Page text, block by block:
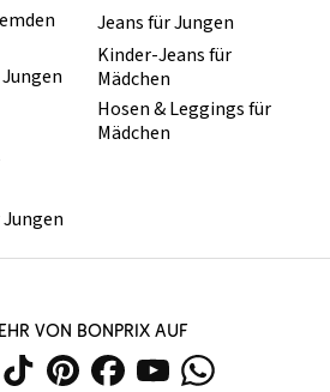
Jeans für Jungen
Kinder-Jeans für
Mädchen
Hosen & Leggings für
Mädchen
VON BONPRIX AUF